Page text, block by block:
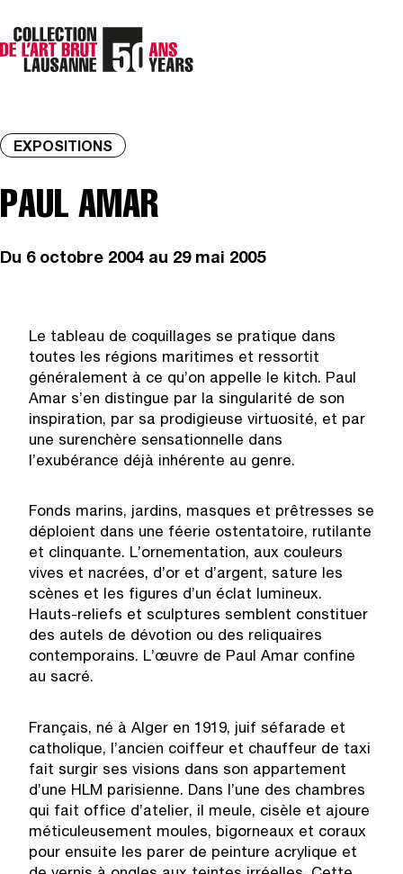
EXPOSITIONS
PAUL AMAR
Du 6 octobre 2004 au 29 mai 2005
Le tableau de coquillages se pratique dans
toutes les régions maritimes et ressortit
généralement à ce qu’on appelle le kitch. Paul
Amar s’en distingue par la singularité de son
inspiration, par sa prodigieuse virtuosité, et par
une surenchère sensationnelle dans
l’exubérance déjà inhérente au genre.
Fonds marins, jardins, masques et prêtresses se
déploient dans une féerie ostentatoire, rutilante
et clinquante. L’ornementation, aux couleurs
vives et nacrées, d’or et d’argent, sature les
scènes et les figures d’un éclat lumineux.
Hauts-reliefs et sculptures semblent constituer
des autels de dévotion ou des reliquaires
contemporains. L’œuvre de Paul Amar confine
au sacré.
Français, né à Alger en 1919, juif séfarade et
catholique, l’ancien coiffeur et chauffeur de taxi
fait surgir ses visions dans son appartement
d’une HLM parisienne. Dans l’une des chambres
qui fait office d’atelier, il meule, cisèle et ajoure
méticuleusement moules, bigorneaux et coraux
pour ensuite les parer de peinture acrylique et